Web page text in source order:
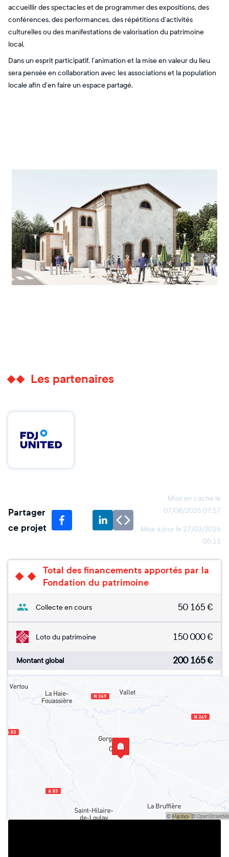
accueillir des spectacles et de programmer des expositions, des
conférences, des performances, des répétitions d’activités
culturelles ou des manifestations de valorisation du patrimoine
local.
Dans un esprit participatif, l’animation et la mise en valeur du lieu
sera pensée en collaboration avec les associations et la population
locale afin d’en faire un espace partagé.
Les partenaires
Partager
ce projet
Mise en cache le
07/08/2026 07:57
Mise à jour le 27/03/2026
05:11
Total des financements apportés par la
Fondation du patrimoine
Collecte en cours 50 165 €
Loto du patrimoine 150 000€
Montant global 200 165€